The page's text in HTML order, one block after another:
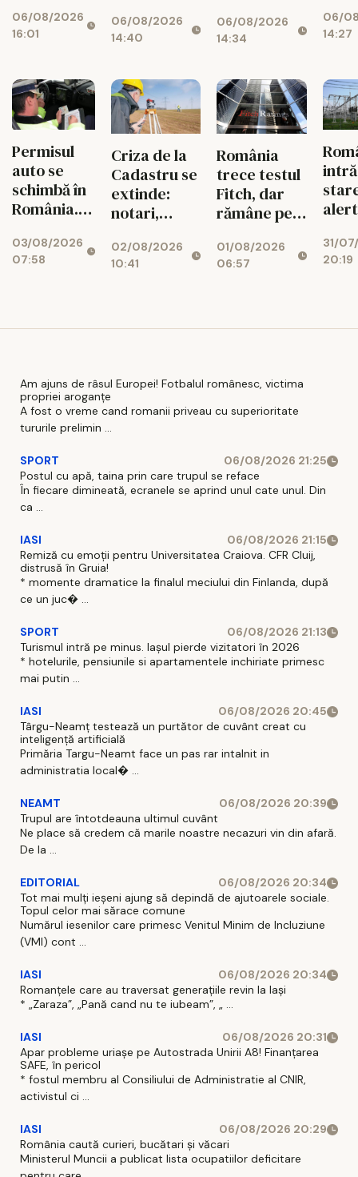
mari pot
rămâne
energie în
orele de
vârf
06/08/2026
16:01
zona
seismică
06/08/2026
14:40
rutiere
decât din
tuberculozei
și a
drogurilor
06/08/2026
14:34
06/
14:27
Permisul
auto se
schimbă în
România.
noi îi
așteaptă
intra în
03/08/2026
07:58
Criza de la
Cadastru se
extinde:
notari,
și bănci,
afectați de
02/08/2026
10:41
România
trece testul
Fitch, dar
rămâne pe
prăpastiei
financiare
01/08/2026
06:57
31/
20:19
Am ajuns de râsul Europei! Fotbalul românesc, victima
propriei aroganțe
A fost o vreme cand romanii priveau cu superioritate
tururile prelimin ...
SPORT
06/08/2026 21:25
Postul cu apă, taina prin care trupul se reface
În fiecare dimineată, ecranele se aprind unul cate unul. Din
ca ...
IASI
06/08/2026 21:15
Remiză cu emoții pentru Universitatea Craiova. CFR Cluij,
distrusă în Gruia!
* momente dramatice la finalul meciului din Finlanda, după
ce un juc� ...
SPORT
06/08/2026 21:13
Turismul intră pe minus. Iașul pierde vizitatori în 2026
* hotelurile, pensiunile si apartamentele inchiriate primesc
mai putin ...
IASI
06/08/2026 20:45
Târgu-Neamț testează un purtător de cuvânt creat cu
inteligență artificială
Primăria Targu-Neamt face un pas rar intalnit in
administratia local� ...
NEAMT
06/08/2026 20:39
Trupul are întotdeauna ultimul cuvânt
Ne place să credem că marile noastre necazuri vin din afară.
De la ...
EDITORIAL
06/08/2026 20:34
Tot mai mulți ieșeni ajung să depindă de ajutoarele sociale.
Topul celor mai sărace comune
Numărul iesenilor care primesc Venitul Minim de Incluziune
(VMI) cont ...
IASI
06/08/2026 20:34
Romanțele care au traversat generațiile revin la Iași
* „Zaraza”, „Pană cand nu te iubeam”, „ ...
IASI
06/08/2026 20:31
Apar probleme uriașe pe Autostrada Unirii A8! Finanțarea
SAFE, în pericol
* fostul membru al Consiliului de Administratie al CNIR,
activistul ci ...
IASI
06/08/2026 20:29
România caută curieri, bucătari și văcari
Ministerul Muncii a publicat lista ocupatiilor deficitare